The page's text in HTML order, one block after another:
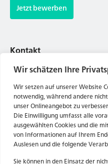
Wir schätzen Ihre
Wir setzen auf unserer Website
notwendig, während andere
unser Onlineangebot zu
Die Einwilligung umfasst alle
ausgewählten Cookies und die
von Informationen auf Ihrem
Auslesen und die folgende
Sie können in den Einsatz der
Tel. Zentrale: +49 (69)
E-Mail:
60311 Frankfurt am Main
74072 Heilbronn
→ Anfahrtsplan Heilbronn
Datenschutzerklärung
Impressum
Jetzt bewerben
Kontakt
Tel. Zentrale: +49 (69)
E-Mail:
FFM – Friedensstraße 11
60311 Frankfurt am Main
→ Anfahrtsplan Frankfurt
HN – Gymnasiumstraße 35
74072 Heilbronn
→ Anfahrtsplan Heilbronn